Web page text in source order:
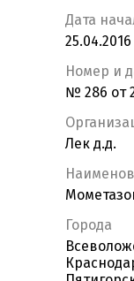
Дата
Номер и
№ 286 от
Лек д.д.
Города